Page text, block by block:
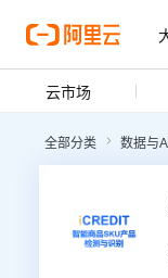
云市场
全部分类 数据与